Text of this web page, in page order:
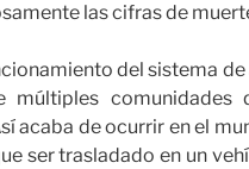
las cifras de
del sistema
múltiples comunidades
acaba de ocurrir en el
ser trasladado en un